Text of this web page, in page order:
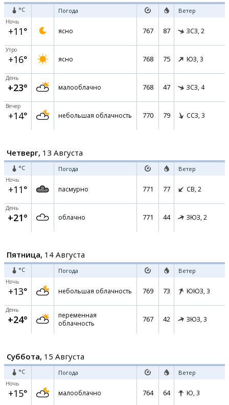
°C Погода Ветер
Ночь
+11° ясно 767 87 ЗСЗ, 2
Утро
+16° ясно 768 75 ЮЗ, 3
День
+23° малооблачно 768 47 ЗСЗ, 4
Вечер
+14° небольшая облачность 770 79 ССЗ, 3
Четверг, 13 Августа
°C Погода Ветер
Ночь
+11° пасмурно 771 77 СВ, 2
День
+21° облачно 771 44 ЗЮЗ, 2
Пятница, 14 Августа
°C Погода Ветер
Ночь
+13° небольшая облачность 769 73 ЮЮЗ, 3
День
+24°
переменная
облачность
767 42 ЗЮЗ, 3
Суббота, 15 Августа
°C Погода Ветер
Ночь
+15° малооблачно 764 64 Ю, 3